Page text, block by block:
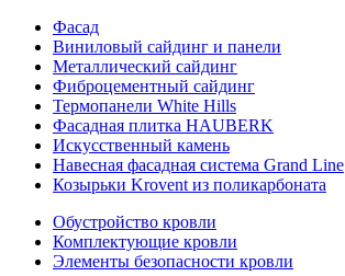
Фасад
Виниловый сайдинг и панели
Металлический сайдинг
Фиброцементный сайдинг
Термопанели White Hills
Фасадная плитка HAUBERK
Искусственный камень
Навесная фасадная система Grand Line
Козырьки Krovent из поликарбоната
Обустройство кровли
Комплектующие кровли
Элементы безопасности кровли